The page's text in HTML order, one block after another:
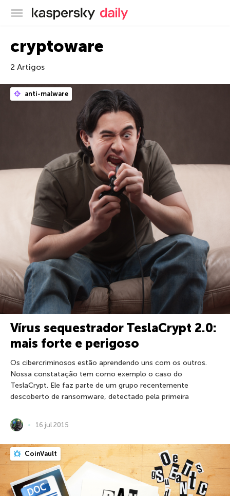
Blog oficial da Kaspersky
cryptoware
2 Artigos
anti-malware
Vírus sequestrador TeslaCrypt 2.0:
mais forte e perigoso
Os cibercriminosos estão aprendendo uns com os outros.
Nossa constatação tem como exemplo o caso do
TeslaCrypt. Ele faz parte de um grupo recentemente
descoberto de ransomware, detectado pela primeira
16 jul 2015
CoinVault